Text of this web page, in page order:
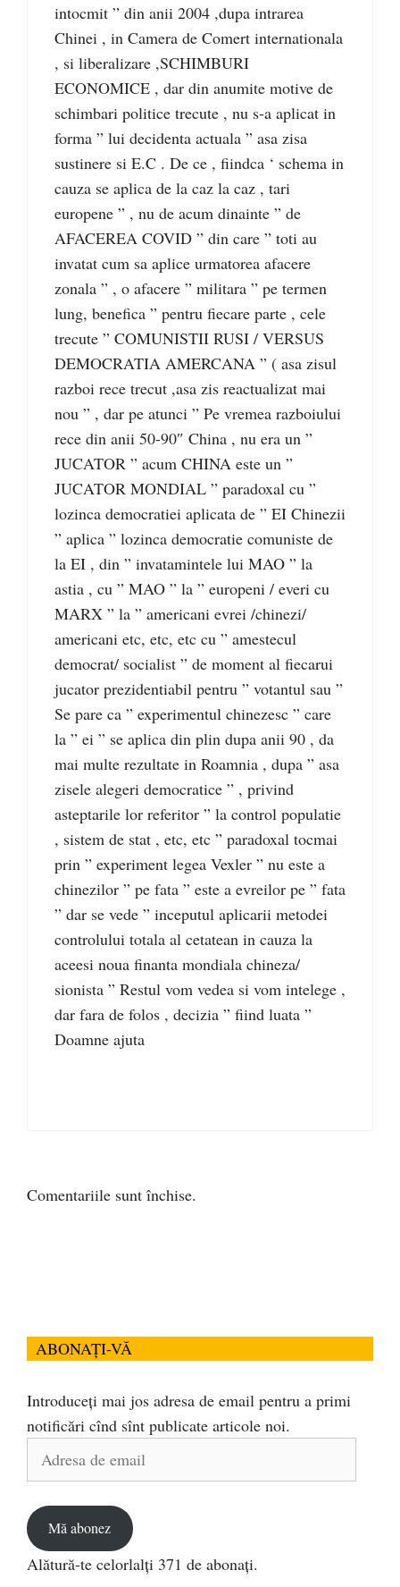
intocmit ” din anii 2004 ,dupa intrarea
Chinei , in Camera de Comert internationala
, si liberalizare ,SCHIMBURI
ECONOMICE , dar din anumite motive de
schimbari politice trecute , nu s-a aplicat in
forma ” lui decidenta actuala ” asa zisa
sustinere si E.C . De ce , fiindca ‘ schema in
cauza se aplica de la caz la caz , tari
europene ” , nu de acum dinainte ” de
AFACEREA COVID ” din care ” toti au
invatat cum sa aplice urmatorea afacere
zonala ” , o afacere ” militara ” pe termen
lung, benefica ” pentru fiecare parte , cele
trecute ” COMUNISTII RUSI / VERSUS
DEMOCRATIA AMERCANA ” ( asa zisul
razboi rece trecut ,asa zis reactualizat mai
nou ” , dar pe atunci ” Pe vremea razboiului
rece din anii 50-90″ China , nu era un ”
JUCATOR ” acum CHINA este un ”
JUCATOR MONDIAL ” paradoxal cu ”
lozinca democratiei aplicata de ” EI Chinezii
” aplica ” lozinca democratie comuniste de
la EI , din ” invatamintele lui MAO ” la
astia , cu ” MAO ” la ” europeni / everi cu
MARX ” la ” americani evrei /chinezi/
americani etc, etc, etc cu ” amestecul
democrat/ socialist ” de moment al fiecarui
jucator prezidentiabil pentru ” votantul sau ”
Se pare ca ” experimentul chinezesc ” care
la ” ei ” se aplica din plin dupa anii 90 , da
mai multe rezultate in Roamnia , dupa ” asa
zisele alegeri democratice ” , privind
asteptarile lor referitor ” la control populatie
, sistem de stat , etc, etc ” paradoxal tocmai
prin ” experiment legea Vexler ” nu este a
chinezilor ” pe fata ” este a evreilor pe ” fata
” dar se vede ” inceputul aplicarii metodei
controlului totala al cetatean in cauza la
aceesi noua finanta mondiala chineza/
sionista ” Restul vom vedea si vom intelege ,
dar fara de folos , decizia ” fiind luata ”
Doamne ajuta
Comentariile sunt închise.
ABONAȚI-VĂ
Introduceți mai jos adresa de email pentru a primi
notificări cînd sînt publicate articole noi.
Mă abonez
Alătură-te celorlalți 371 de abonați.